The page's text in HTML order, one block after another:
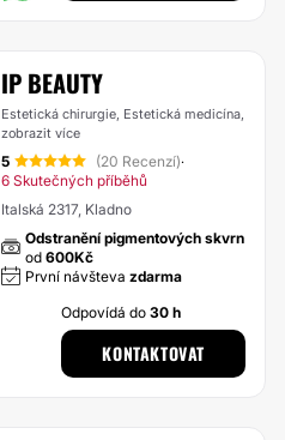
IP BEAUTY
Estetická chirurgie, Estetická medicína,
zobrazit více
5 (20 Recenzí)·
6 Skutečných příběhů
Italská 2317, Kladno
Odstranění pigmentových skvrn
od 600Kč
První návšteva zdarma
Odpovídá do30 h
KONTAKTOVAT